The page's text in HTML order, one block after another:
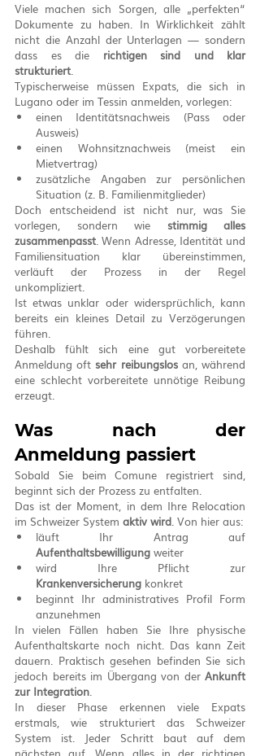
Viele machen sich Sorgen, alle „perfekten“
Dokumente zu haben. In Wirklichkeit zählt
nicht die Anzahl der Unterlagen — sondern
dass es die richtigen sind und klar
strukturiert.
Typischerweise müssen Expats, die sich in
Lugano oder im Tessin anmelden, vorlegen:
einen Identitätsnachweis (Pass oder
Ausweis)
einen Wohnsitznachweis (meist ein
Mietvertrag)
zusätzliche Angaben zur persönlichen
Situation (z. B. Familienmitglieder)
Doch entscheidend ist nicht nur, was Sie
vorlegen, sondern wie stimmig alles
zusammenpasst. Wenn Adresse, Identität und
Familiensituation klar übereinstimmen,
verläuft der Prozess in der Regel
unkompliziert.
Ist etwas unklar oder widersprüchlich, kann
bereits ein kleines Detail zu Verzögerungen
führen.
Deshalb fühlt sich eine gut vorbereitete
Anmeldung oft sehr reibungslos an, während
eine schlecht vorbereitete unnötige Reibung
erzeugt.
Was nach der
Anmeldung passiert
Sobald Sie beim Comune registriert sind,
beginnt sich der Prozess zu entfalten.
Das ist der Moment, in dem Ihre Relocation
im Schweizer System aktiv wird. Von hier aus:
Aufenthaltsbewilligung weiter
Krankenversicherung konkret
beginnt Ihr administratives Profil Form
anzunehmen
In vielen Fällen haben Sie Ihre physische
Aufenthaltskarte noch nicht. Das kann Zeit
dauern. Praktisch gesehen befinden Sie sich
jedoch bereits im Übergang von der Ankunft
zur Integration.
In dieser Phase erkennen viele Expats
erstmals, wie strukturiert das Schweizer
System ist. Jeder Schritt baut auf dem